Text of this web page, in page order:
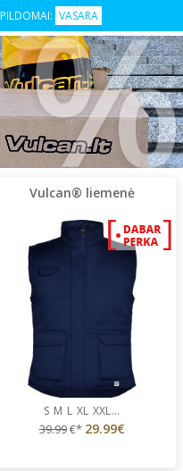
VASARA
%
Vulcan® liemenė
S M L XL XXL...
39.99€* 29.99€